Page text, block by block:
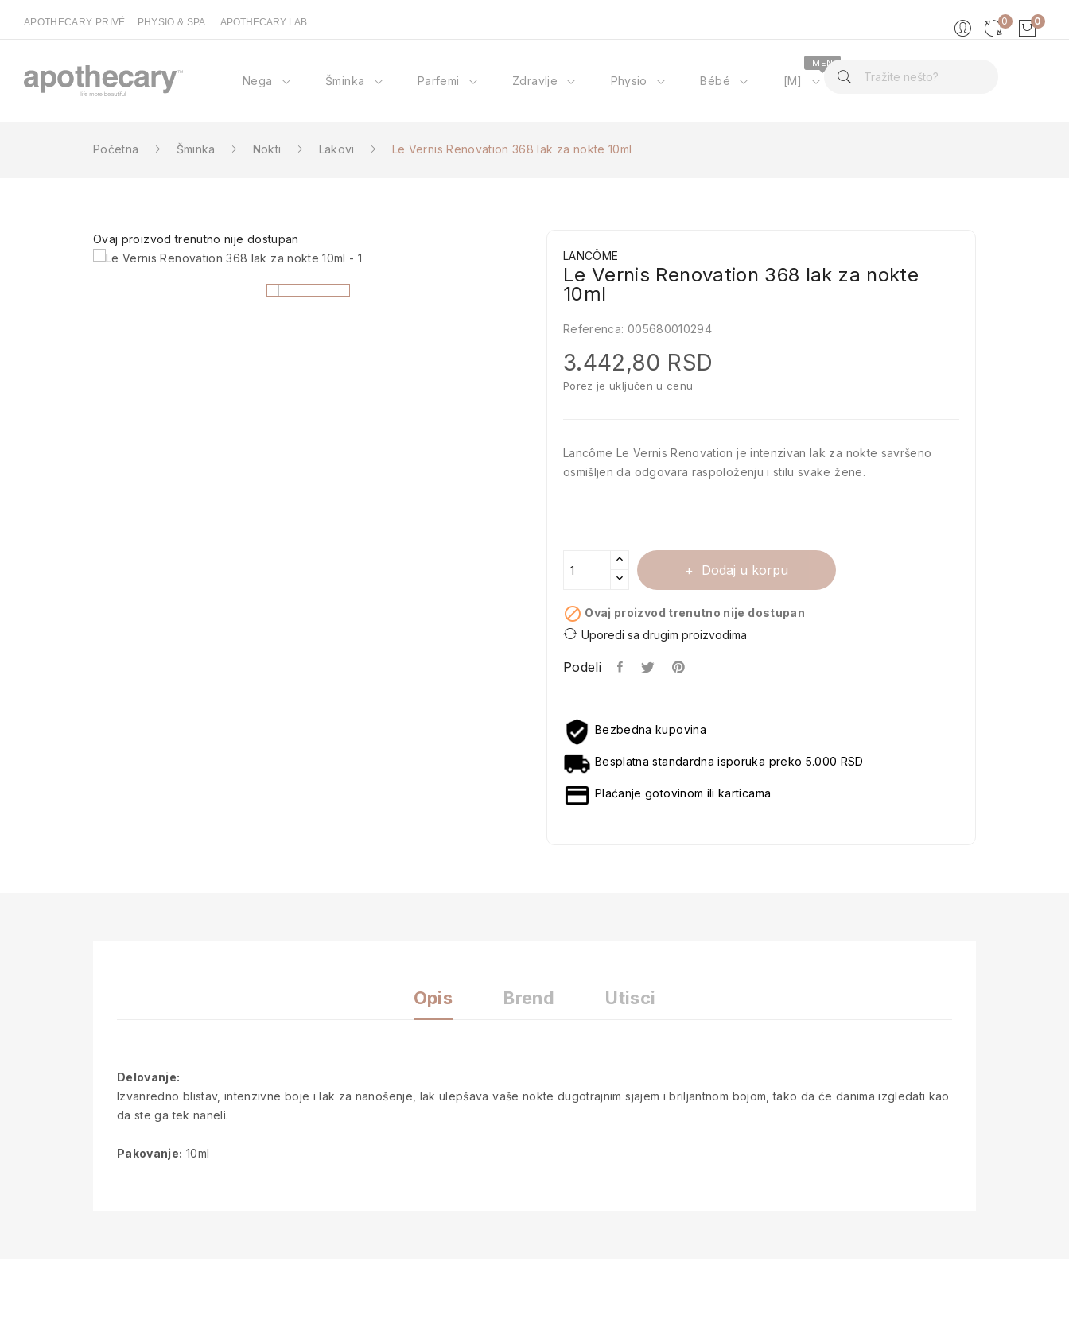
APOTHECARY PRIVÉ PHYSIO & SPA APOTHECARY LAB 0
0
Nega Šminka Parfemi Zdravlje Physio Bébé [M]
MEN
O nama
Početna Šminka Nokti Lakovi Le Vernis Renovation 368 lak za nokte 10ml
Ovaj proizvod trenutno nije dostupan
LANCÔME
Le Vernis Renovation 368 lak za nokte
10ml
Referenca: 005680010294
3.442,80 RSD
Porez je uključen u cenu
Lancôme Le Vernis Renovation je intenzivan lak za nokte savršeno
osmišljen da odgovara raspoloženju i stilu svake žene.
Dodaj u korpu
 Ovaj proizvod trenutno nije dostupan
Uporedi sa drugim proizvodima
Podeli
Bezbedna kupovina
Besplatna standardna isporuka preko 5.000 RSD
Plaćanje gotovinom ili karticama
Opis Brend Utisci
Delovanje:
Izvanredno blistav, intenzivne boje i lak za nanošenje, lak ulepšava vaše nokte dugotrajnim sjajem i briljantnom bojom, tako da će danima izgledati kao
da ste ga tek naneli.
Pakovanje: 10ml